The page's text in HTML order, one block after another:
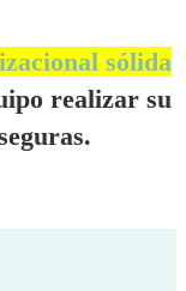
sólida
realizar su